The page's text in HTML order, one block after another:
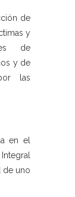
de
y
de
y de
las
en el
de uno